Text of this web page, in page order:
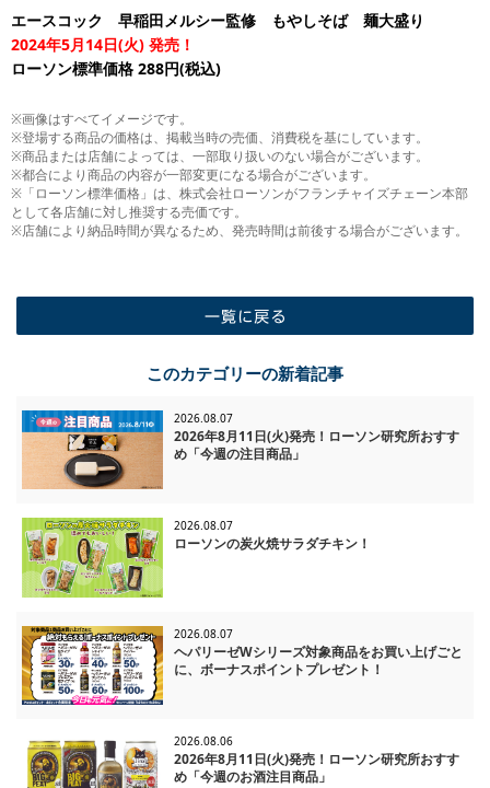
エースコック 早稲田メルシー監修 もやしそば 麺大盛り
2024年5月14日(火) 発売！
ローソン標準価格 288円(税込)
※画像はすべてイメージです。
※登場する商品の価格は、掲載当時の売価、消費税を基にしています。
※商品または店舗によっては、一部取り扱いのない場合がございます。
※都合により商品の内容が一部変更になる場合がございます。
※「ローソン標準価格」は、株式会社ローソンがフランチャイズチェーン本部
として各店舗に対し推奨する売価です。
※店舗により納品時間が異なるため、発売時間は前後する場合がございます。
このカテゴリーの新着記事
2026.08.07
2026年8月11日(火)発売！ローソン研究所おすす
め「今週の注目商品」
2026.08.07
ローソンの炭火焼サラダチキン！
2026.08.07
ヘパリーゼWシリーズ対象商品をお買い上げごと
に、ボーナスポイントプレゼント！
2026.08.06
2026年8月11日(火)発売！ローソン研究所おすす
め「今週のお酒注目商品」